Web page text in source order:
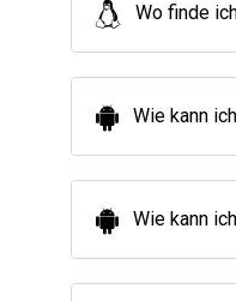
Wo finde
Wie kann
Wie kann